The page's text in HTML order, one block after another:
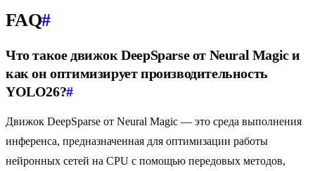
FAQ#
Что такое движок DeepSparse от Neural Magic и
как он оптимизирует производительность
YOLO26?#
Движок DeepSparse от Neural Magic — это среда выполнения
инференса, предназначенная для оптимизации работы
нейронных сетей на CPU с помощью передовых методов,